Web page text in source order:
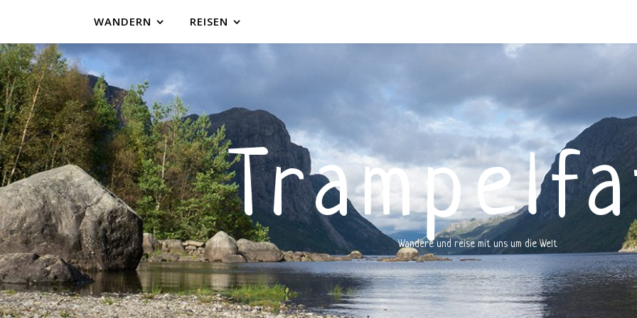
WANDERN REISEN
Wandere und reise mit uns um die Welt